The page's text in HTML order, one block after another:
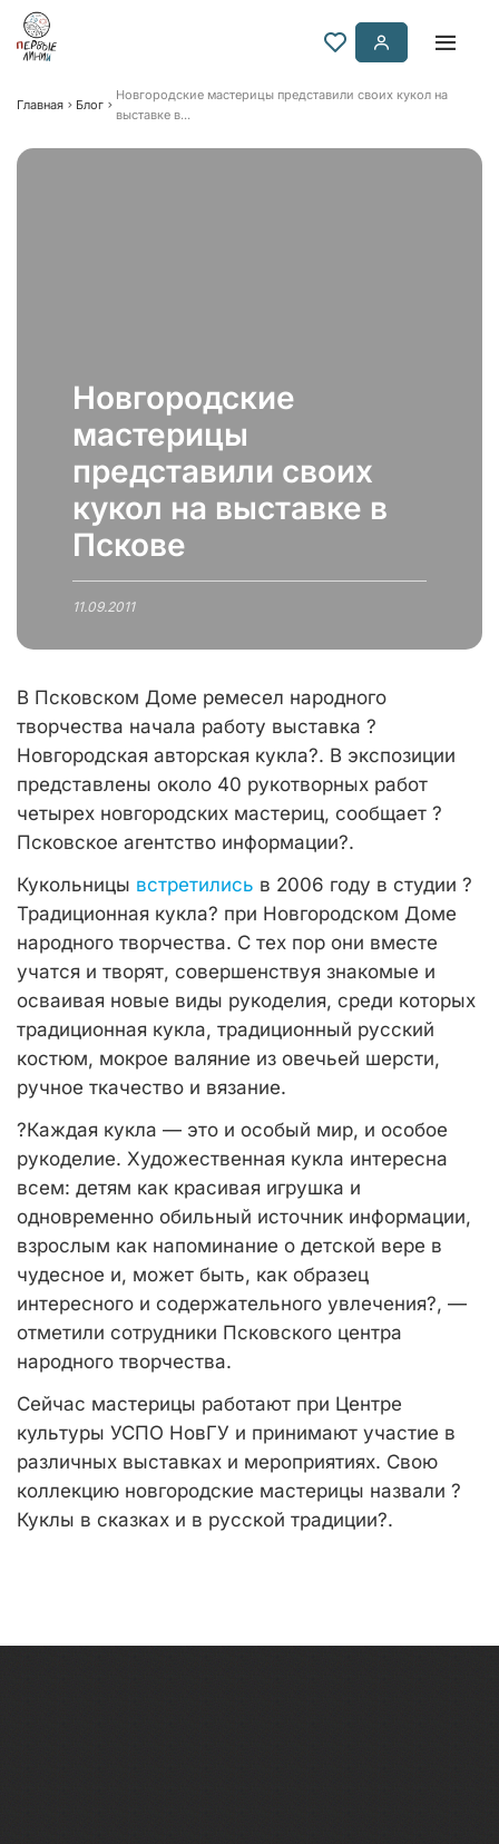
Главная Блог
Новгородские мастерицы представили своих кукол на
выставке в...
Новгородские
мастерицы
представили своих
кукол на выставке в
Пскове
11.09.2011
В Псковском Доме ремесел народного
творчества начала работу выставка ?
Новгородская авторская кукла?. В экспозиции
представлены около 40 рукотворных работ
четырех новгородских мастериц, сообщает ?
Псковское агентство информации?.
Кукольницы встретились в 2006 году в студии ?
Традиционная кукла? при Новгородском Доме
народного творчества. С тех пор они вместе
учатся и творят, совершенствуя знакомые и
осваивая новые виды рукоделия, среди которых
традиционная кукла, традиционный русский
костюм, мокрое валяние из овечьей шерсти,
ручное ткачество и вязание.
?Каждая кукла — это и особый мир, и особое
рукоделие. Художественная кукла интересна
всем: детям как красивая игрушка и
одновременно обильный источник информации,
взрослым как напоминание о детской вере в
чудесное и, может быть, как образец
интересного и содержательного увлечения?, —
отметили сотрудники Псковского центра
народного творчества.
Сейчас мастерицы работают при Центре
культуры УСПО НовГУ и принимают участие в
различных выставках и мероприятиях. Свою
коллекцию новгородские мастерицы назвали ?
Куклы в сказках и в русской традиции?.